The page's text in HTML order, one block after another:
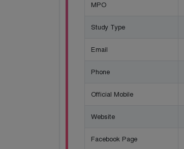
MPO
Study Type
Email
Phone
Official Mobile
Website
Facebook Page